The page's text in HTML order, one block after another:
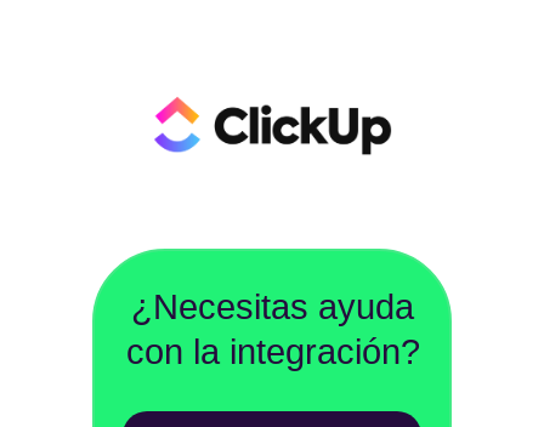
¿Necesitas ayuda
con la integración?